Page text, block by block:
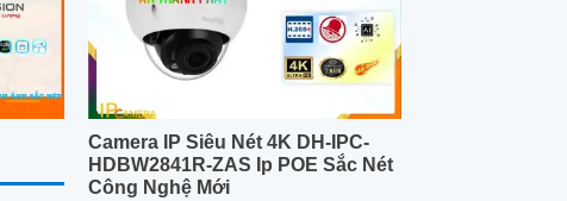
Camera IP Siêu Nét 4K DH-IPC-
HDBW2841R-ZAS Ip POE Sắc Nét
Công Nghệ Mới